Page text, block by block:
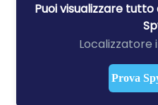
Puoi visualizzare
Localizzatore
Prova